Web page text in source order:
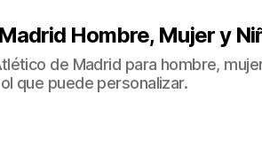
Hombre, Mujer y
de Madrid para hombre,
que puede personalizar.